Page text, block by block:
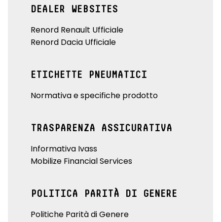
DEALER WEBSITES
Renord Renault Ufficiale
Renord Dacia Ufficiale
ETICHETTE PNEUMATICI
Normativa e specifiche prodotto
TRASPARENZA ASSICURATIVA
Informativa Ivass
Mobilize Financial Services
POLITICA PARITÀ DI GENERE
Politiche Parità di Genere